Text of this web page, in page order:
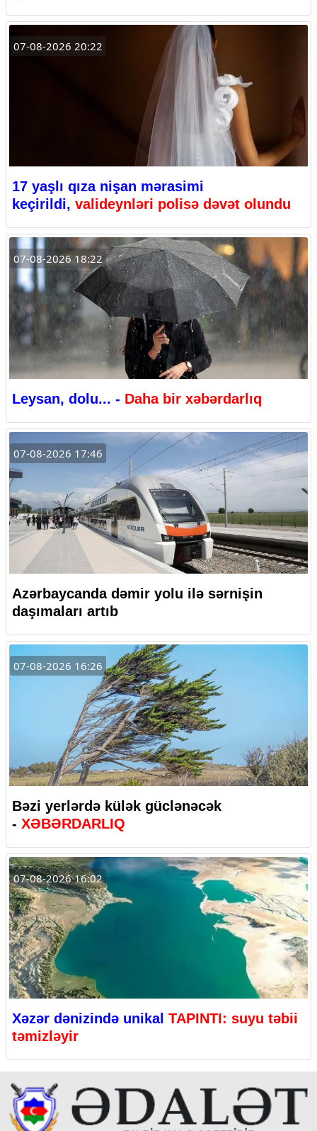
07-08-2026 20:22
17 yaşlı qıza nişan mərasimi
keçirildi, valideynləri polisə dəvət olundu
07-08-2026 18:22
Leysan, dolu... - Daha bir xəbərdarlıq
07-08-2026 17:46
Azərbaycanda dəmir yolu ilə sərnişin
daşımaları artıb
07-08-2026 16:26
Bəzi yerlərdə külək güclənəcək
- XƏBƏRDARLIQ
07-08-2026 16:02
Xəzər dənizində unikal TAPINTI: suyu təbii
təmizləyir